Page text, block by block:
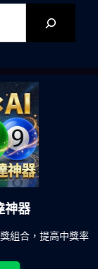
合，提高中獎率